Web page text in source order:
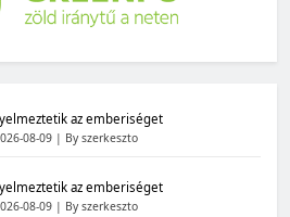
az emberiséget
08-09 By szerkeszto
az emberiséget
08-09 By szerkeszto